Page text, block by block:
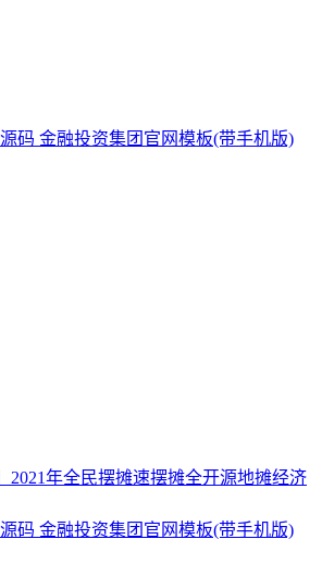
2021年全民摆摊速摆摊全开源地摊经济